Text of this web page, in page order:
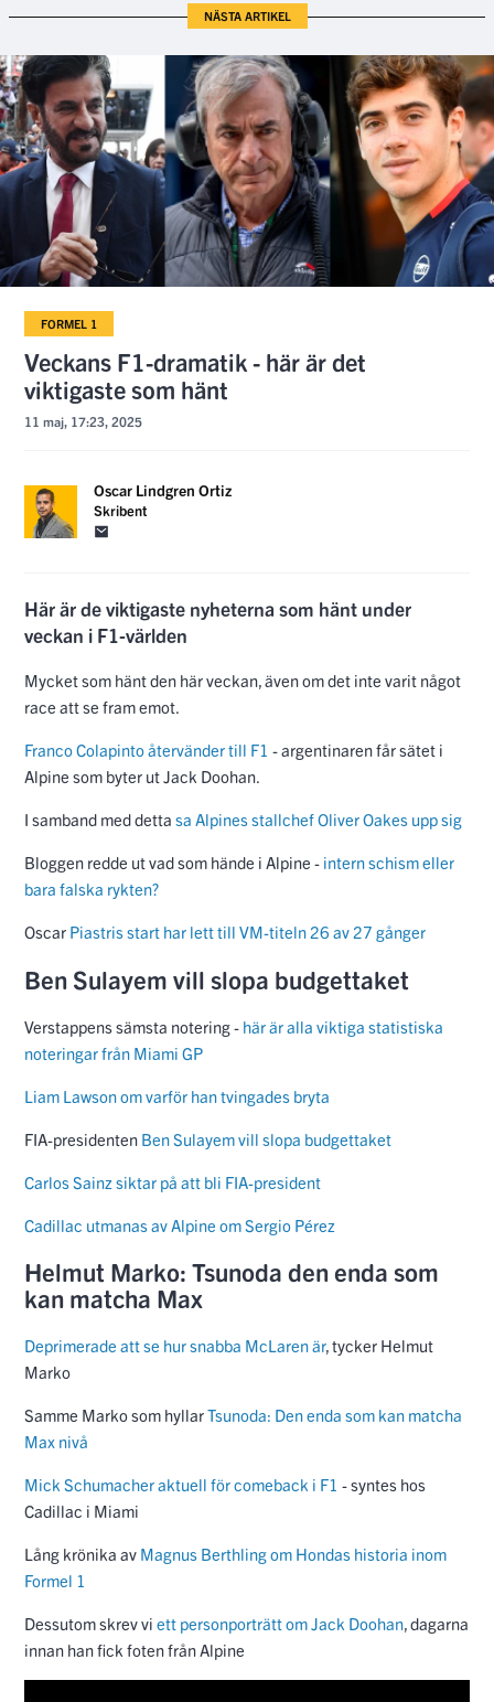
NÄSTA ARTIKEL
FORMEL 1
Veckans F1-dramatik - här är det
viktigaste som hänt
11 maj, 17:23, 2025
Oscar Lindgren Ortiz
Skribent
Här är de viktigaste nyheterna som hänt under
veckan i F1-världen
Mycket som hänt den här veckan, även om det inte varit något
race att se fram emot.
Franco Colapinto återvänder till F1 - argentinaren får sätet i
Alpine som byter ut Jack Doohan.
I samband med detta sa Alpines stallchef Oliver Oakes upp sig
Bloggen redde ut vad som hände i Alpine - intern schism eller
bara falska rykten?
Oscar Piastris start har lett till VM-titeln 26 av 27 gånger
Ben Sulayem vill slopa budgettaket
Verstappens sämsta notering - här är alla viktiga statistiska
noteringar från Miami GP
Liam Lawson om varför han tvingades bryta
FIA-presidenten Ben Sulayem vill slopa budgettaket
Carlos Sainz siktar på att bli FIA-president
Cadillac utmanas av Alpine om Sergio Pérez
Helmut Marko: Tsunoda den enda som
kan matcha Max
Deprimerade att se hur snabba McLaren är, tycker Helmut
Marko
Samme Marko som hyllarTsunoda: Den enda som kan matcha
Max nivå
Mick Schumacher aktuell för comeback i F1 - syntes hos
Cadillac i Miami
Lång krönika av Magnus Berthling om Hondas historia inom
Formel 1
Dessutom skrev vi ett personporträtt om Jack Doohan, dagarna
innan han fick foten från Alpine